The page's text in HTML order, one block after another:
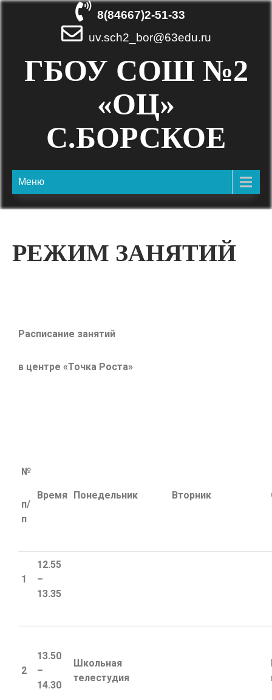
8(84667)2-51-33
uv.sch2_bor@63edu.ru
ГБОУ СОШ №2
«ОЦ»
С.БОРСКОЕ
Меню
РЕЖИМ ЗАНЯТИЙ
Расписание занятий
в центре «Точка Роста»
№
п/
п
Время Понедельник Вторник
1
12.55
–
13.35
2
13.50
–
14.30
Школьная
телестудия